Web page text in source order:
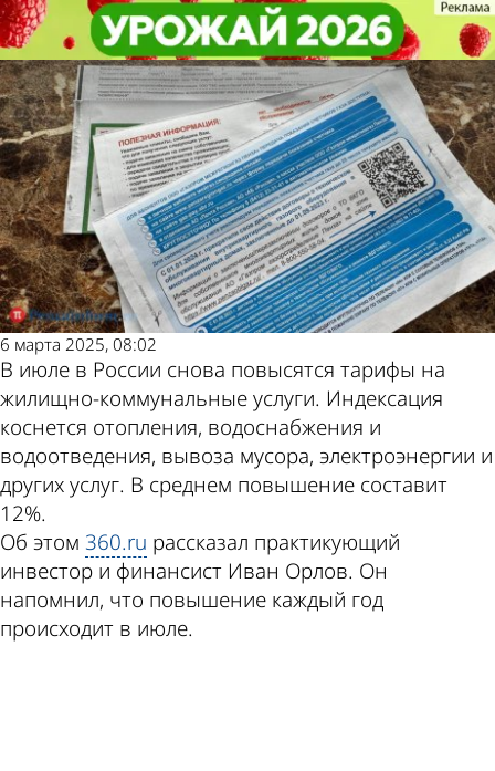
Тарифы на коммунальные услуги
вновь повысятся
Общество
6 марта 2025, 08:02
В июле в России снова повысятся тарифы на
жилищно-коммунальные услуги. Индексация
коснется отопления, водоснабжения и
водоотведения, вывоза мусора, электроэнергии и
других услуг. В среднем повышение составит
12%.
Об этом 360.ru рассказал практикующий
инвестор и финансист Иван Орлов. Он
напомнил, что повышение каждый год
происходит в июле.
Тарифы на коммунальные услуги
вновь повысятся
Общество
Другие новости
по теме
Погода и курсы
валют в Пензе